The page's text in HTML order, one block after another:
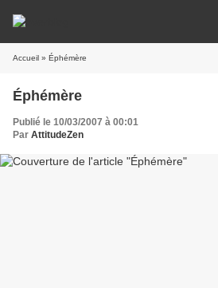
Accueil » Éphémère
Éphémère
Publié le 10/03/2007 à 00:01
Par AttitudeZen